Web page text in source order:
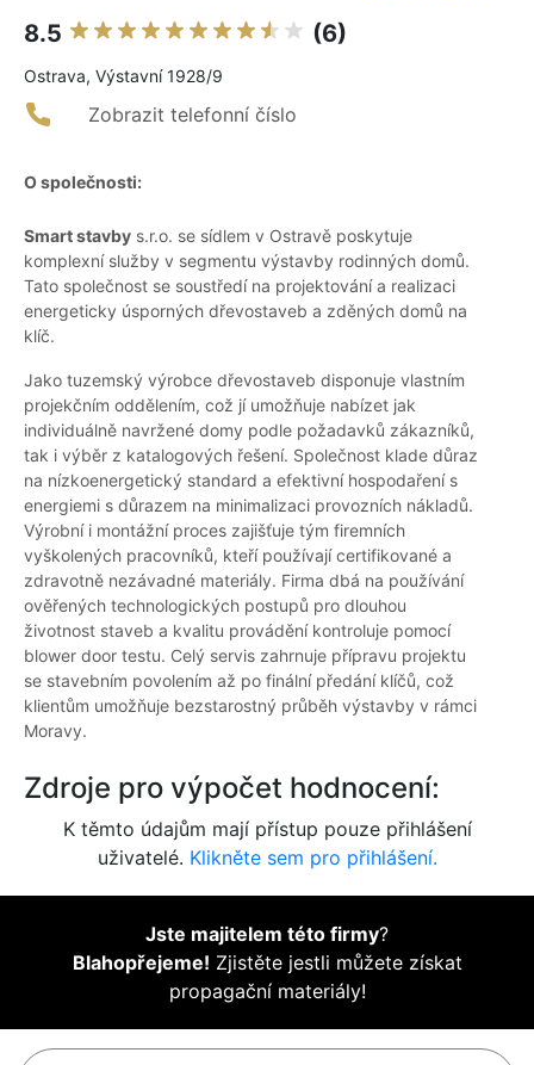
8.5 (6)
Ostrava, Výstavní 1928/9
Zobrazit telefonní číslo
O společnosti:
Smart stavby s.r.o. se sídlem v Ostravě poskytuje
komplexní služby v segmentu výstavby rodinných domů.
Tato společnost se soustředí na projektování a realizaci
energeticky úsporných dřevostaveb a zděných domů na
klíč.
Jako tuzemský výrobce dřevostaveb disponuje vlastním
projekčním oddělením, což jí umožňuje nabízet jak
individuálně navržené domy podle požadavků zákazníků,
tak i výběr z katalogových řešení. Společnost klade důraz
na nízkoenergetický standard a efektivní hospodaření s
energiemi s důrazem na minimalizaci provozních nákladů.
Výrobní i montážní proces zajišťuje tým firemních
vyškolených pracovníků, kteří používají certifikované a
zdravotně nezávadné materiály. Firma dbá na používání
ověřených technologických postupů pro dlouhou
životnost staveb a kvalitu provádění kontroluje pomocí
blower door testu. Celý servis zahrnuje přípravu projektu
se stavebním povolením až po finální předání klíčů, což
klientům umožňuje bezstarostný průběh výstavby v rámci
Moravy.
Zdroje pro výpočet hodnocení:
K těmto údajům mají přístup pouze přihlášení
uživatelé. Klikněte sem pro přihlášení.
Jste majitelem této firmy?
Blahopřejeme! Zjistěte jestli můžete získat
propagační materiály!